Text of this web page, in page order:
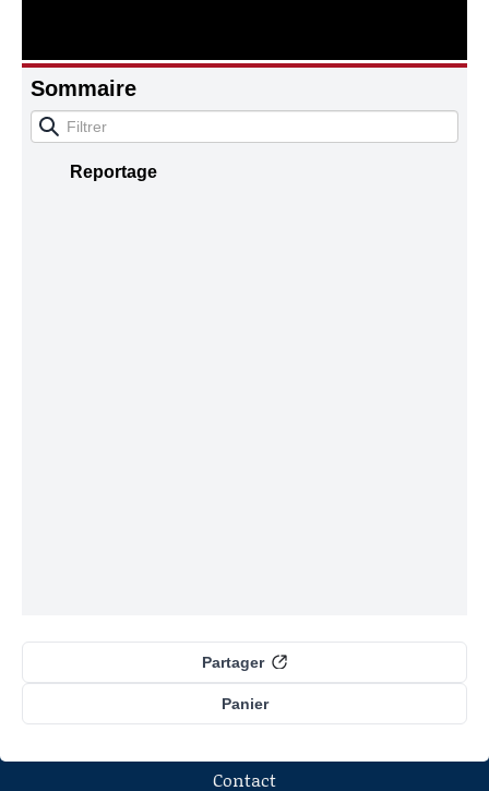
Sommaire
Reportage
Panier
Partager
Contact